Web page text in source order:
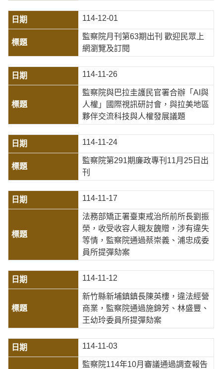
114-12-01
監察院月刊第63期出刊 歡迎民眾上
網瀏覽及訂閱
114-11-26
監察院與巴拉圭護民官署合辦「AI與
人權」國際視訊研討會，與拉美地區
夥伴交流科技與人權發展議題
114-11-24
監察院第291期廉政專刊11月25日出
刊
114-11-17
法務部矯正署臺東戒治所前所長劉振
榮，收受收容人親友餽贈，涉有違失
等情，監察院通過蔡崇義、浦忠成委
員所提彈劾案
114-11-12
新竹縣新埔鎮鎮長陳英樓，違法經營
商業，監察院通過施錦芳、林盛豐、
王幼玲委員所提彈劾案
114-11-03
監察院114年10月審議通過調查報告